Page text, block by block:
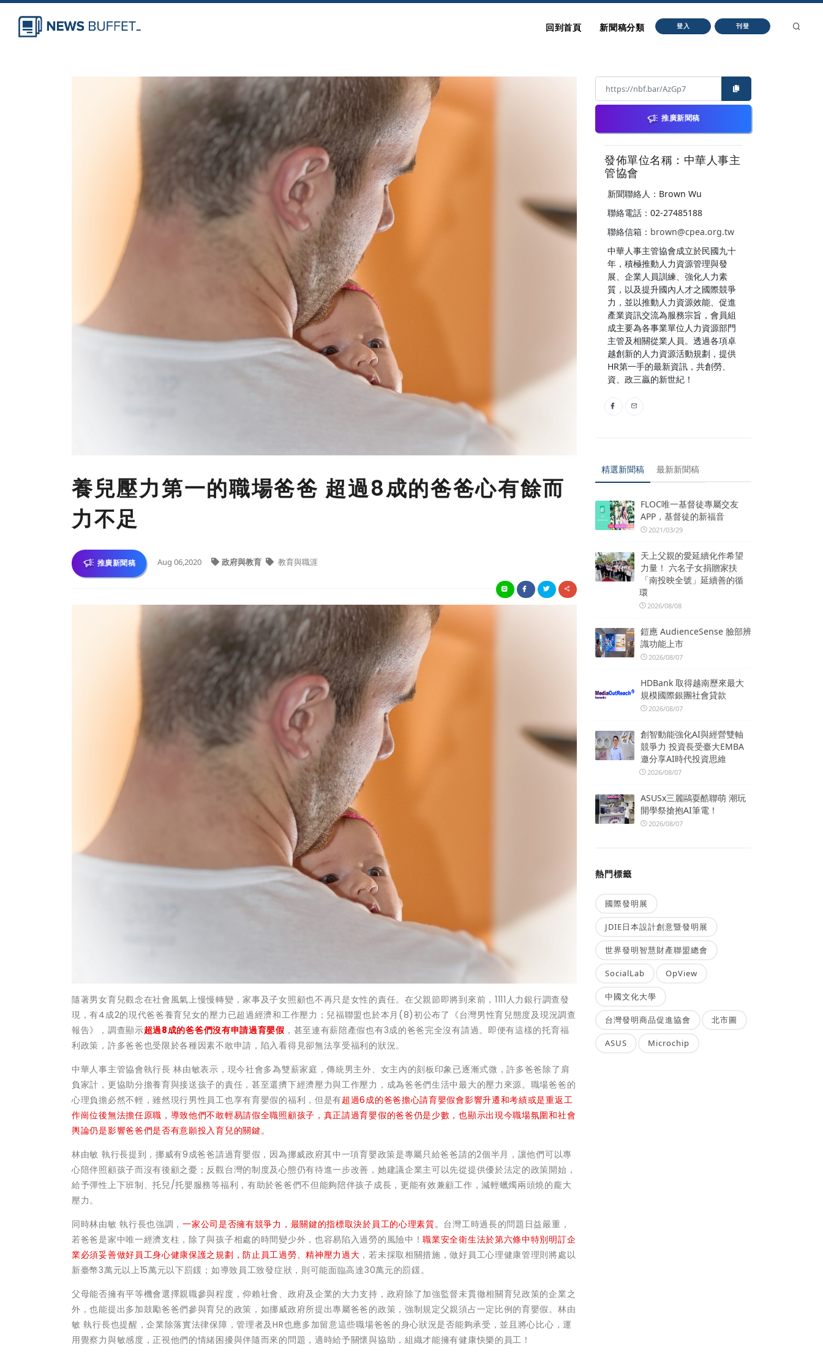
回到首頁 新聞稿分類 登入 刊登
養兒壓力第一的職場爸爸 超過8成的爸爸心有餘而
力不足
推廣新聞稿 Aug 06,2020 政府與教育 教育與職涯
隨著男女育兒觀念在社會風氣上慢慢轉變，家事及子女照顧也不再只是女性的責任。在父親節即將到來前，1111人力銀行調查發
現，有4成2的現代爸爸養育兒女的壓力已超過經濟和工作壓力；兒福聯盟也於本月(8)初公布了《台灣男性育兒態度及現況調查
報告》，調查顯示超過8成的爸爸們沒有申請過育嬰假 ，甚至連有薪陪產假也有3成的爸爸完全沒有請過。即便有這樣的托育福
利政策，許多爸爸也受限於各種因素不敢申請，陷入看得見卻無法享受福利的狀況。
中華人事主管協會執行長 林由敏表示，現今社會多為雙薪家庭，傳統男主外、女主內的刻板印象已逐漸式微，許多爸爸除了肩
負家計，更協助分擔養育與接送孩子的責任，甚至還擠下經濟壓力與工作壓力，成為爸爸們生活中最大的壓力來源。職場爸爸的
心理負擔必然不輕，雖然現行男性員工也享有育嬰假的福利，但是有超過6成的爸爸擔心請育嬰假會影響升遷和考績或是重返工
作崗位後無法擔任原職，導致他們不敢輕易請假全職照顧孩子，真正請過育嬰假的爸爸仍是少數，也顯示出現今職場氛圍和社會
輿論仍是影響爸爸們是否有意願投入育兒的關鍵。
林由敏 執行長提到，挪威有9成爸爸請過育嬰假，因為挪威政府其中一項育嬰政策是專屬只給爸爸請的2個半月，讓他們可以專
心陪伴照顧孩子而沒有後顧之憂；反觀台灣的制度及心態仍有待進一步改善，她建議企業主可以先從提供優於法定的政策開始，
給予彈性上下班制、托兒/托嬰服務等福利，有助於爸爸們不但能夠陪伴孩子成長，更能有效兼顧工作，減輕蠟燭兩頭燒的龐大
壓力。
同時林由敏 執行長也強調，一家公司是否擁有競爭力，最關鍵的指標取決於員工的心理素質。 台灣工時過長的問題日益嚴重，
若爸爸是家中唯一經濟支柱，除了與孩子相處的時間變少外，也容易陷入過勞的風險中！職業安全衛生法於第六條中特別明訂企
業必須妥善做好員工身心健康保護之規劃，防止員工過勞、精神壓力過大 ，若未採取相關措施，做好員工心理健康管理則將處以
新臺幣3萬元以上15萬元以下罰鍰；如導致員工致發症狀，則可能面臨高達30萬元的罰鍰。
父母能否擁有平等機會選擇親職參與程度，仰賴社會、政府及企業的大力支持，政府除了加強監督未貫徹相關育兒政策的企業之
外，也能提出多加鼓勵爸爸們參與育兒的政策，如挪威政府所提出專屬爸爸的政策，強制規定父親須占一定比例的育嬰假。林由
敏 執行長也提醒，企業除落實法律保障，管理者及HR也應多加留意這些職場爸爸的身心狀況是否能夠承受，並且將心比心，運
用覺察力與敏感度，正視他們的情緒困擾與伴隨而來的問題，適時給予關懷與協助，組織才能擁有健康快樂的員工！
推廣新聞稿
發佈單位名稱：中華人事主
管協會
新聞聯絡人：Brown Wu
聯絡電話：02-27485188
聯絡信箱： brown@cpea.org.tw
中華人事主管協會成立於民國九十
年，積極推動人力資源管理與發
展、企業人員訓練、強化人力素
質，以及提升國內人才之國際競爭
力，並以推動人力資源效能、促進
產業資訊交流為服務宗旨，會員組
成主要為各事業單位人力資源部門
主管及相關從業人員。透過各項卓
越創新的人力資源活動規劃，提供
HR第一手的最新資訊，共創勞、
資、政三贏的新世紀！
精選新聞稿 最新新聞稿
FLOC唯一基督徒專屬交友
APP，基督徒的新福音
2021/03/29
天上父親的愛延續化作希望
力量！ 六名子女捐贈家扶
「南投映全號」延續善的循
環
2026/08/08
鎧應 AudienceSense 臉部辨
識功能上市
2026/08/07
HDBank 取得越南歷來最大
規模國際銀團社會貸款
2026/08/07
創智動能強化AI與經營雙軸
競爭力 投資長受臺大EMBA
邀分享AI時代投資思維
2026/08/07
ASUSx三麗鷗耍酷聯萌 潮玩
開學祭搶抱AI筆電！
2026/08/07
熱門標籤
國際發明展
JDIE日本設計創意暨發明展
世界發明智慧財產聯盟總會
SocialLab OpView
中國文化大學
台灣發明商品促進協會 北市圖
ASUS Microchip